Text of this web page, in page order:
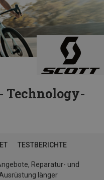
Technology-
TESTBERICHTE
Reparatur- und
länger